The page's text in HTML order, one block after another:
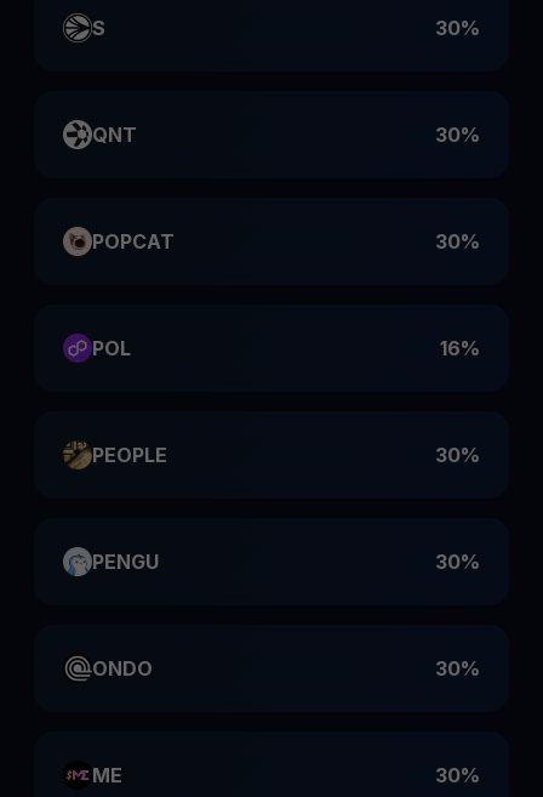
S 30%
QNT 30%
POPCAT 30%
POL 16%
PEOPLE 30%
PENGU 30%
ONDO 30%
ME 30%